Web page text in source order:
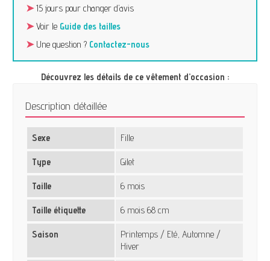
➤15 jours pour changer d’avis
➤Voir le Guide des tailles
➤Une question ? Contactez-nous
Découvrez les détails de ce vêtement d’occasion :
Description détaillée
Sexe Fille
Type Gilet
Taille 6 mois
Taille étiquette 6 mois 68 cm
Saison
Printemps / Eté, Automne /
Hiver